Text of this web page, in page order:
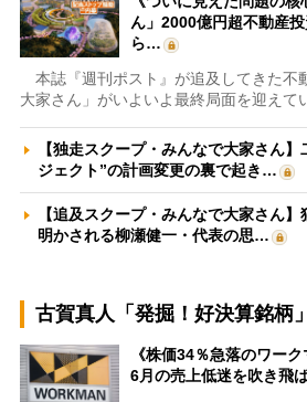
ん」2000億円超不動産
ら…
本誌『週刊ポスト』が追及してきた不
大家さん」がいよいよ最終局面を迎えて
【独走スクープ・みんなで大家さん
ジェクト”の計画変更の裏で起き…
【追及スクープ・みんなで大家さん
明かされる柳瀬健一・代表の思…
古賀真人「発掘！好決算銘柄」
《株価34％急落のワー
6月の売上低迷を吹き飛